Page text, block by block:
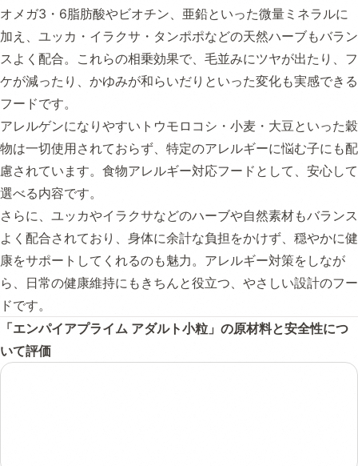
オメガ3・6脂肪酸やビオチン、亜鉛といった微量ミネラルに
加え、ユッカ・イラクサ・タンポポなどの天然ハーブもバラン
スよく配合。これらの相乗効果で、毛並みにツヤが出たり、フ
ケが減ったり、かゆみが和らいだりといった変化も実感できる
フードです。
アレルゲンになりやすいトウモロコシ・小麦・大豆といった穀
物は一切使用されておらず、特定のアレルギーに悩む子にも配
慮されています。食物アレルギー対応フードとして、安心して
選べる内容です。
さらに、ユッカやイラクサなどのハーブや自然素材もバランス
よく配合されており、身体に余計な負担をかけず、穏やかに健
康をサポートしてくれるのも魅力。アレルギー対策をしなが
ら、日常の健康維持にもきちんと役立つ、やさしい設計のフー
ドです。
「エンパイアプライム アダルト小粒」の原材料と安全性につ
いて評価